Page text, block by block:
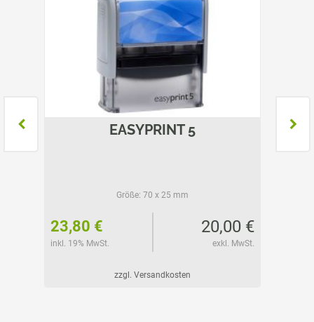
EASYPRINT 5
Größe: 70 x 25 mm
23,80 €
inkl. 19% MwSt.
20,00 €
exkl. MwSt.
zzgl. Versandkosten